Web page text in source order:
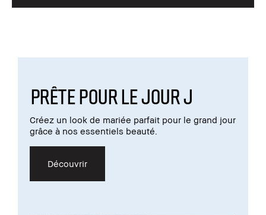
PRÊTE POUR LE JOUR J
Créez un look de mariée parfait pour le grand jour
grâce à nos essentiels beauté.
Découvrir